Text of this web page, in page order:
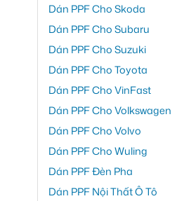
Dán PPF Cho Skoda
Dán PPF Cho Subaru
Dán PPF Cho Suzuki
Dán PPF Cho Toyota
Dán PPF Cho VinFast
Dán PPF Cho Volkswagen
Dán PPF Cho Volvo
Dán PPF Cho Wuling
Dán PPF Đèn Pha
Dán PPF Nội Thất Ô Tô